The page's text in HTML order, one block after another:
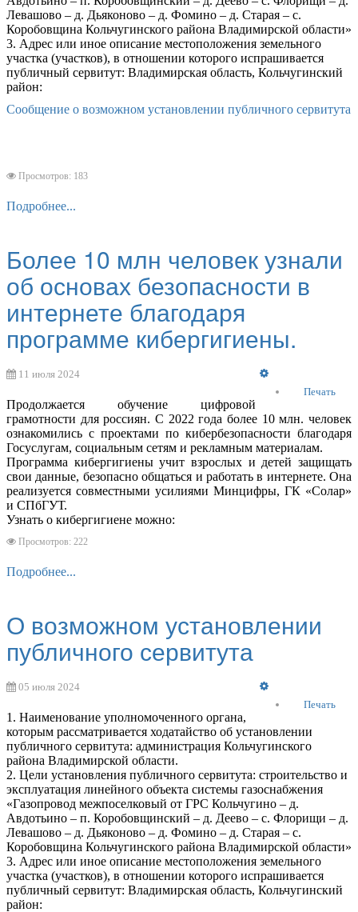
Левашово – д. Дьяконово – д. Фомино – д. Старая – с.
Коробовщина Кольчугинского района Владимирской области»
3. Адрес или иное описание местоположения земельного
участка (участков), в отношении которого испрашивается
публичный сервитут: Владимирская область, Кольчугинский
район:
Сообщение о возможном установлении публичного сервитута
Просмотров: 183
Подробнее...
Более 10 млн человек узнали
об основах безопасности в
интернете благодаря
программе кибергигиены.
Печать
11 июля 2024
Продолжается обучение цифровой
грамотности для россиян. С 2022 года более 10 млн. человек
ознакомились с проектами по кибербезопасности благодаря
Госуслугам, социальным сетям и рекламным материалам.
Программа кибергигиены учит взрослых и детей защищать
свои данные, безопасно общаться и работать в интернете. Она
реализуется совместными усилиями Минцифры, ГК «Солар»
и СПбГУТ.
Узнать о кибергигиене можно:
Просмотров: 222
Подробнее...
О возможном установлении
публичного сервитута
Печать
05 июля 2024
1. Наименование уполномоченного органа,
которым рассматривается ходатайство об установлении
публичного сервитута: администрация Кольчугинского
района Владимирской области.
2. Цели установления публичного сервитута: строительство и
эксплуатация линейного объекта системы газоснабжения
«Газопровод межпоселковый от ГРС Кольчугино – д.
Авдотьино – п. Коробовщинский – д. Деево – с. Флорищи – д.
Левашово – д. Дьяконово – д. Фомино – д. Старая – с.
Коробовщина Кольчугинского района Владимирской области»
3. Адрес или иное описание местоположения земельного
участка (участков), в отношении которого испрашивается
публичный сервитут: Владимирская область, Кольчугинский
район: